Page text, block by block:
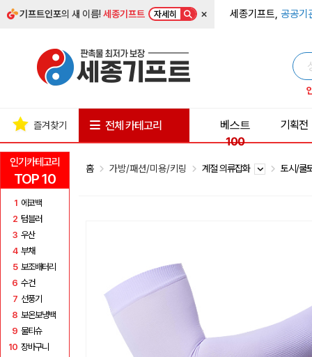
기프트인포의 새 이름!세종기프트 자세히 × 세종기프트, 공공기
인기카테고리
TOP 10
1 에코백
2 텀블러
3 우산
4 부채
5 보조배터리
6 수건
7 선풍기
8 보온보냉백
9 물티슈
10 장바구니
즐겨찾기 전체 카테고리
베스트
100
기획전
홈 가방/패션/미용/키링 계절 의류잡화 토시/쿨